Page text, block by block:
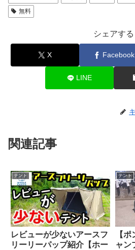
無料
シェアする
X Facebook
LINE
関連記事
テント
レビューが少ないアースフ
リーリーパップ紹介【ホー
テント
【
ャン